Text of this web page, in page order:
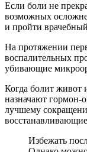
Если боли не
возможных
и пройти
На протяжении
воспалительных
убивающие
Когда болит живот
назначают гормон-
лучшему
Избежать